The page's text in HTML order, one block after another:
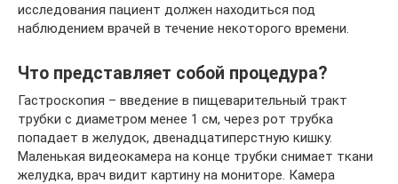
исследования пациент должен находиться под
наблюдением врачей в течение некоторого времени.
Что представляет собой процедура?
Гастроскопия – введение в пищеварительный тракт
трубки с диаметром менее 1 см, через рот трубка
попадает в желудок, двенадцатиперстную кишку.
Маленькая видеокамера на конце трубки снимает ткани
желудка, врач видит картину на мониторе. Камера